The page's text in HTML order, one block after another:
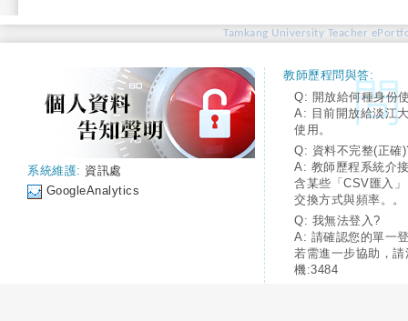
Tamkang University Teacher
系統維護: 資訊處
GoogleAnalytics
教師歷程問與答:
Q: 開放給何種身份
A: 目前開放給淡江
使用。
Q: 資料不完整(正確
A: 教師歷程系統介
含某些「CSV匯入
交換方式與頻率。。
Q: 我無法登入?
A: 請確認您的單一
若需進一步協助，
機:3484